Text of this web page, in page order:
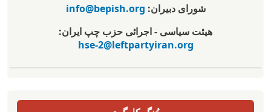
شورای دبیران:info@bepish.org
هیئت سیاسی - اجرائی حزب چپ ایران:
hse-2@leftpartyiran.org